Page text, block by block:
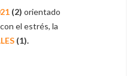
(2) orientado
el estrés, la
(1).